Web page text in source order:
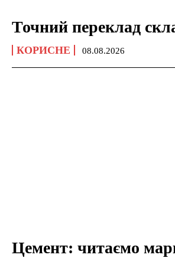
Точний переклад
КОРИСНЕ 08.08.2026
Цемент: читаємо